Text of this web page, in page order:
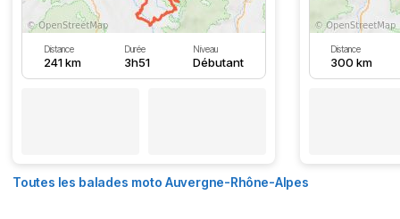
Distance
241 km
Durée
3h51
Niveau
Débutant
Distance
300 km
Toutes les balades moto Auvergne-Rhône-Alpes